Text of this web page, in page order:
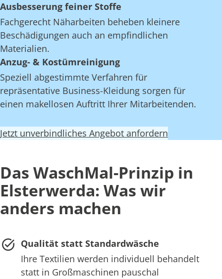
Ausbesserung feiner Stoffe
Fachgerecht Näharbeiten beheben kleinere
Beschädigungen auch an empfindlichen
Materialien.
Anzug- & Kostümreinigung
Speziell abgestimmte Verfahren für
repräsentative Business-Kleidung sorgen für
einen makellosen Auftritt Ihrer Mitarbeitenden.
Jetzt unverbindliches Angebot anfordern
Das WaschMal-Prinzip in
Elsterwerda: Was wir
anders machen
Qualität statt Standardwäsche
Ihre Textilien werden individuell behandelt
statt in Großmaschinen pauschal